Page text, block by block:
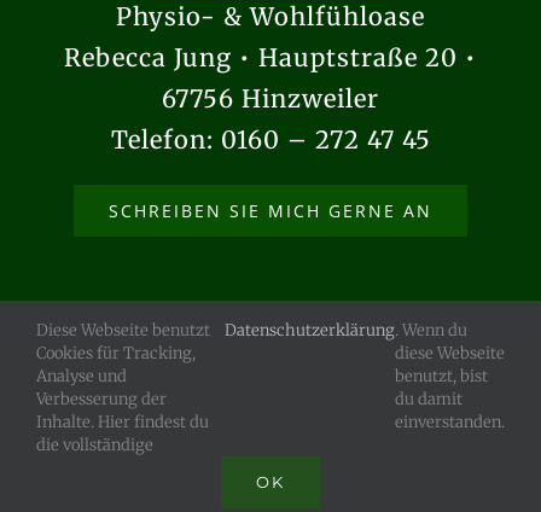
Physio- & Wohlfühloase
Rebecca Jung • Hauptstraße 20 •
67756 Hinzweiler
Telefon: 0160 – 272 47 45
SCHREIBEN SIE MICH GERNE AN
© Copyright
2026 Physio- & Wohlfühloase • Rebecca Jung |
Facebook
Diese Webseite benutzt
Cookies für Tracking,
Analyse und
Verbesserung der
Inhalte. Hier findest du
die vollständige
Datenschutzerklärung. Wenn du
diese Webseite
benutzt, bist
du damit
einverstanden.
OK